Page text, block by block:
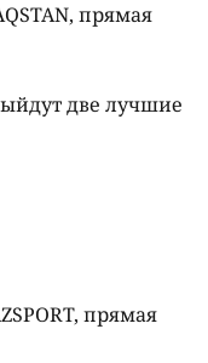
прямая
две лучшие
прямая